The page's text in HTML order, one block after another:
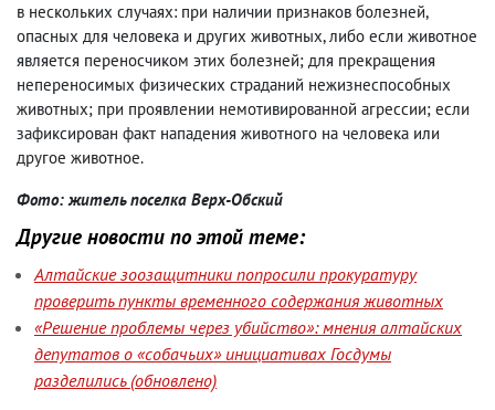
в нескольких случаях: при наличии признаков болезней,
опасных для человека и других животных, либо если животное
является переносчиком этих болезней; для прекращения
непереносимых физических страданий нежизнеспособных
животных; при проявлении немотивированной агрессии; если
зафиксирован факт нападения животного на человека или
другое животное.
Фото: житель поселка Верх-Обский
Другие новости по этой теме:
Алтайские зоозащитники попросили прокуратуру
проверить пункты временного содержания животных
«Решение проблемы через убийство»: мнения алтайских
депутатов о «собачьих» инициативах Госдумы
разделились (обновлено)